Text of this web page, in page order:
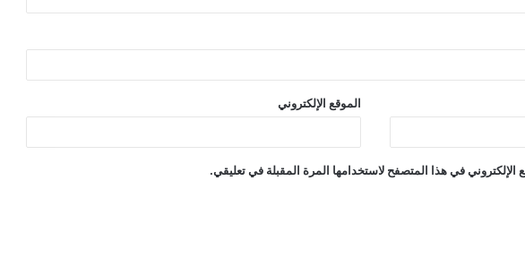
الموقع الإلكتروني
في هذا المتصفح لاستخدامها المرة المقبلة في تعليقي.